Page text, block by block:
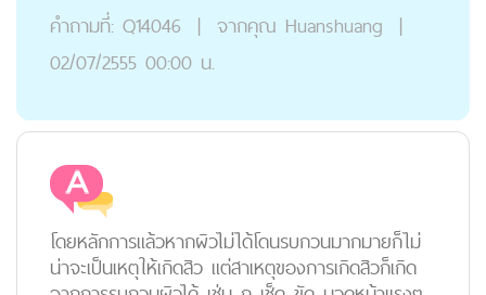
คำถามที่: Q14046 | จากคุณ Huanshuang |
02/07/2555 00:00 น.
โดยหลักการแล้วหากผิวไม่ได้โดนรบกวนมากมายก็ไม่
น่าจะเป็นเหตุให้เกิดสิว แต่สาเหตุของการเกิดสิวก็เกิด